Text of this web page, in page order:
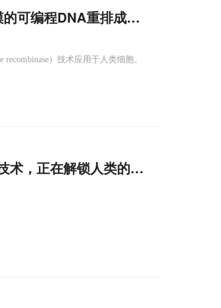
可编程DNA重排成为可能
recombinase）技术应用于人类细胞。
，正在解锁人类的终极自由